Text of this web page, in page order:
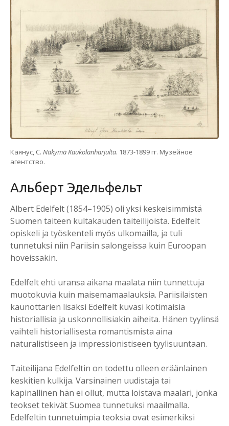
Каянус, С. Näkymä Kaukolanharjulta. 1873-1899 гг. Музейное
агентство.
Альберт Эдельфельт
Albert Edelfelt (1854–1905) oli yksi keskeisimmistä
Suomen taiteen kultakauden taiteilijoista. Edelfelt
opiskeli ja työskenteli myös ulkomailla, ja tuli
tunnetuksi niin Pariisin salongeissa kuin Euroopan
hoveissakin.
Edelfelt ehti uransa aikana maalata niin tunnettuja
muotokuvia kuin maisemamaalauksia. Pariisilaisten
kaunottarien lisäksi Edelfelt kuvasi kotimaisia
historiallisia ja uskonnollisiakin aiheita. Hänen tyylinsä
vaihteli historiallisesta romantismista aina
naturalistiseen ja impressionistiseen tyylisuuntaan.
Taiteilijana Edelfeltin on todettu olleen eräänlainen
keskitien kulkija. Varsinainen uudistaja tai
kapinallinen hän ei ollut, mutta loistava maalari, jonka
teokset tekivät Suomea tunnetuksi maailmalla.
Edelfeltin tunnetuimpia teoksia ovat esimerkiksi